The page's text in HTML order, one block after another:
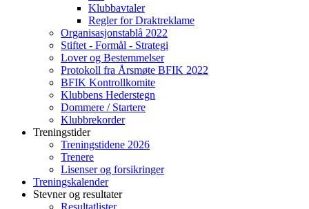
Klubbavtaler
Regler for Draktreklame
Organisasjonstablå 2022
Stiftet - Formål - Strategi
Lover og Bestemmelser
Protokoll fra Årsmøte BFIK 2022
BFIK Kontrollkomite
Klubbens Hederstegn
Dommere / Startere
Klubbrekorder
Treningstider
Treningstidene 2026
Trenere
Lisenser og forsikringer
Treningskalender
Stevner og resultater